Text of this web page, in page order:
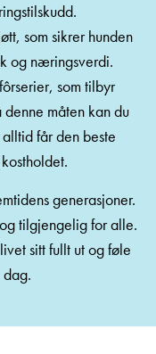
som sikrer hunden
og næringsverdi.
som tilbyr
denne måten kan du
får den beste
generasjoner.
tilgjengelig for alle.
sitt fullt ut og føle
dag.